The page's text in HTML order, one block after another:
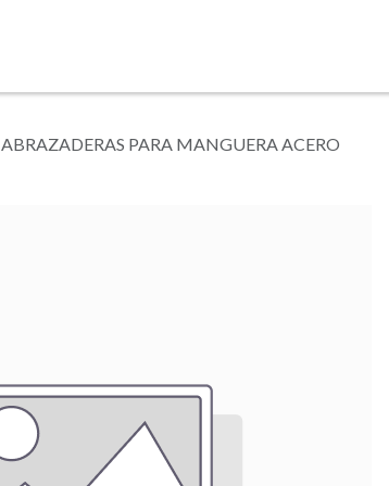
ABRAZADERAS PARA MANGUERA ACERO